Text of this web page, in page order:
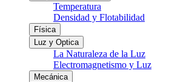
Temperatura
Densidad y Flotabilidad
Física
Luz y Optica
La Naturaleza de la Luz
Electromagnetismo y Luz
Mecánica